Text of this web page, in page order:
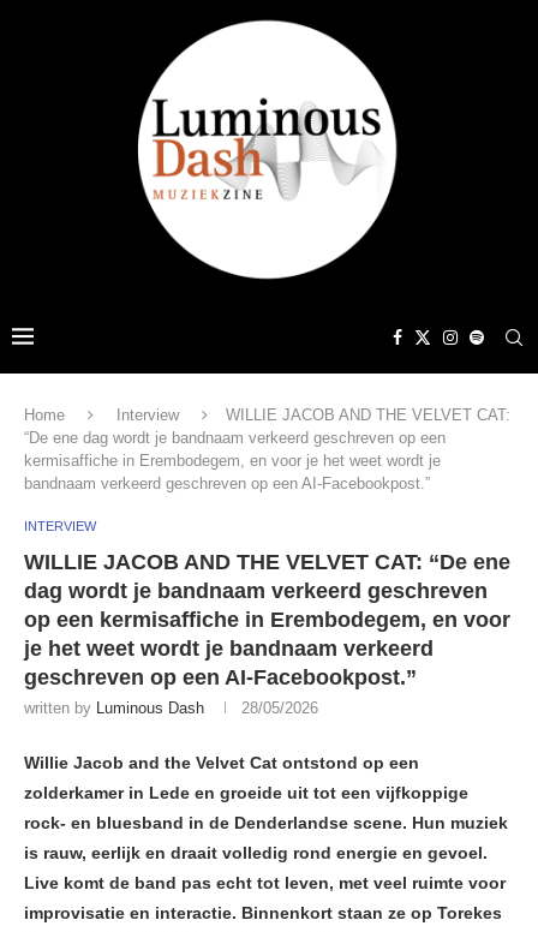
Home Interview
WILLIE JACOB AND THE VELVET CAT:
“De ene dag wordt je bandnaam verkeerd geschreven op een
kermisaffiche in Erembodegem, en voor je het weet wordt je
bandnaam verkeerd geschreven op een AI-Facebookpost.”
INTERVIEW
WILLIE JACOB AND THE VELVET CAT: “De ene
dag wordt je bandnaam verkeerd geschreven
op een kermisaffiche in Erembodegem, en voor
je het weet wordt je bandnaam verkeerd
geschreven op een AI-Facebookpost.”
written by Luminous Dash 28/05/2026
Willie Jacob and the Velvet Cat ontstond op een
zolderkamer in Lede en groeide uit tot een vijfkoppige
rock- en bluesband in de Denderlandse scene. Hun muziek
is rauw, eerlijk en draait volledig rond energie en gevoel.
Live komt de band pas echt tot leven, met veel ruimte voor
improvisatie en interactie. Binnenkort staan ze op Torekes